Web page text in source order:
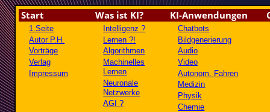
Start Was ist KI? KI-Anwendungen
1.Seite
Autor P.H.
Vorträge
Verlag
Impressum
Intelligenz ?
Lernen ?!
Algorithmen
Machinelles
Lernen
Neuronale
Netzwerke
AGI ?
Chatbots
Bildgenerierung
Audio
Video
Autonom. Fahren
Medizin
Physik
Chemie